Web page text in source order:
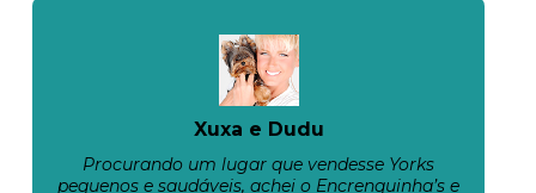
Xuxa e Dudu
Procurando um lugar que vendesse Yorks
pequenos e saudáveis, achei o Encrenquinha’s e